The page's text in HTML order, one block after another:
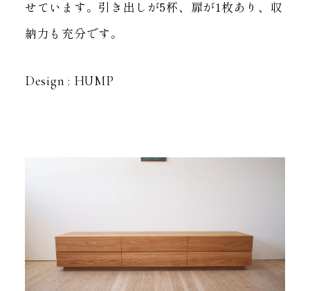
せています。 引き出しが5杯、扉が1枚あり、収
納力も充分です。
Design : HUMP